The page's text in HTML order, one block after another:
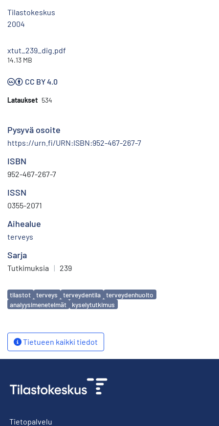
Tilastokeskus
2004
xtut_239_dig.pdf
14.13 MB
CC BY 4.0
Lataukset 534
Pysyvä osoite
https://urn.fi/URN:ISBN:952-467-267-7
ISBN
952-467-267-7
ISSN
0355-2071
Aihealue
terveys
Sarja
Tutkimuksia | 239
Avainsanat
tilastot terveys terveydentila
terveydenhuolto
analyysimenetelmät
kyselytutkimus
Tietueen kaikki tiedot
Tietopalvelu